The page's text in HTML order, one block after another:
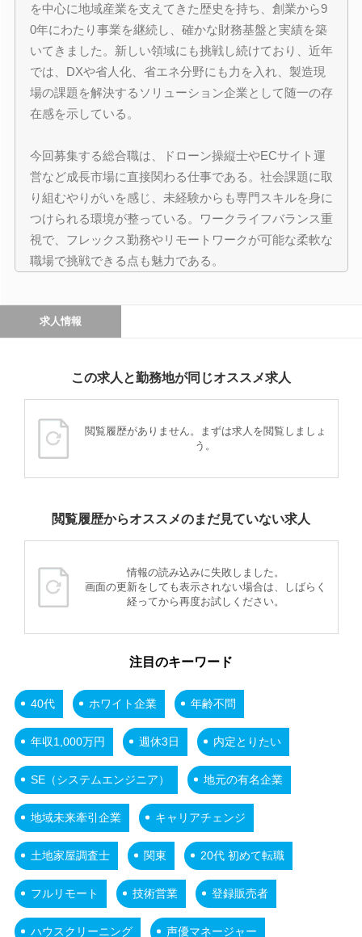
を中心に地域産業を支えてきた歴史を持ち、創業から9
0年にわたり事業を継続し、確かな財務基盤と実績を築
いてきました。新しい領域にも挑戦し続けており、近年
では、DXや省人化、省エネ分野にも力を入れ、製造現
場の課題を解決するソリューション企業として随一の存
在感を示している。
今回募集する総合職は、ドローン操縦士やECサイト運
営など成長市場に直接関わる仕事である。社会課題に取
り組むやりがいを感じ、未経験からも専門スキルを身に
つけられる環境が整っている。ワークライフバランス重
視で、フレックス勤務やリモートワークが可能な柔軟な
職場で挑戦できる点も魅力である。
求人情報
この求人と勤務地が同じオススメ求人
閲覧履歴がありません。まずは求人を閲覧しましょ
う。
閲覧履歴からオススメのまだ見ていない求人
情報の読み込みに失敗しました。
画面の更新をしても表示されない場合は、しばらく
経ってから再度お試しください。
注目のキーワード
40代 ホワイト企業 年齢不問
年収1,000万円 週休3日 内定とりたい
SE（システムエンジニア） 地元の有名企業
地域未来牽引企業 キャリアチェンジ
土地家屋調査士 関東 20代 初めて転職
フルリモート 技術営業 登録販売者
ハウスクリーニング 声優マネージャー